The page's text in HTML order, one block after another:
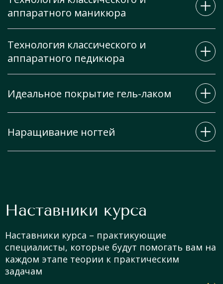
аппаратного маникюра
классический
аппаратный
Технология классического и
аппаратного педикюра
классический
Идеальное покрытие гель-лаком
идеальное покрытие под кутикулу
Наращивание ногтей
Наставники курса
Наставники курса – практикующие
специалисты, которые будут помогать вам на
каждом этапе теории к практическим
задачам